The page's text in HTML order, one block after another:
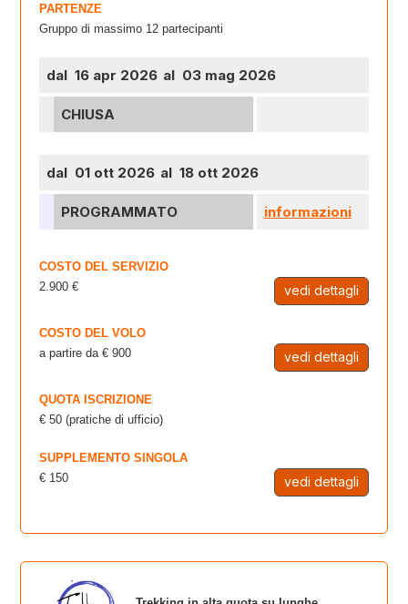
PARTENZE
Gruppo di massimo 12 partecipanti
dal 16 apr 2026 al 03 mag 2026
CHIUSA
dal 01 ott 2026 al 18 ott 2026
PROGRAMMATO informazioni
COSTO DEL SERVIZIO
2.900 €
vedi dettagli
COSTO DEL VOLO
a partire da € 900
vedi dettagli
QUOTA ISCRIZIONE
€ 50 (pratiche di ufficio)
SUPPLEMENTO SINGOLA
€ 150
vedi dettagli